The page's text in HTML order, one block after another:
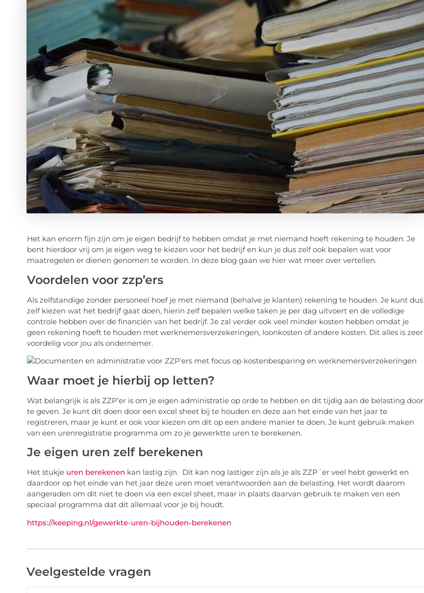
Het kan enorm fijn zijn om je eigen bedrijf te hebben omdat je met niemand hoeft rekening te houden. Je
bent hierdoor vrij om je eigen weg te kiezen voor het bedrijf en kun je dus zelf ook bepalen wat voor
maatregelen er dienen genomen te worden. In deze blog gaan we hier wat meer over vertellen.
Voordelen voor zzp’ers
Als zelfstandige zonder personeel hoef je met niemand (behalve je klanten) rekening te houden. Je kunt dus
zelf kiezen wat het bedrijf gaat doen, hierin zelf bepalen welke taken je per dag uitvoert en de volledige
controle hebben over de financiën van het bedrijf. Je zal verder ook veel minder kosten hebben omdat je
geen rekening hoeft te houden met werknemersverzekeringen, loonkosten of andere kosten. Dit alles is zeer
voordelig voor jou als ondernemer.
Waar moet je hierbij op letten?
Wat belangrijk is als ZZP’er is om je eigen administratie op orde te hebben en dit tijdig aan de belasting door
te geven. Je kunt dit doen door een excel sheet bij te houden en deze aan het einde van het jaar te
registreren, maar je kunt er ook voor kiezen om dit op een andere manier te doen. Je kunt gebruik maken
van een urenregistratie programma om zo je gewerktte uren te berekenen.
Je eigen uren zelf berekenen
Het stukje uren berekenen kan lastig zijn. Dit kan nog lastiger zijn als je als ZZP´er veel hebt gewerkt en
daardoor op het einde van het jaar deze uren moet verantwoorden aan de belasting. Het wordt daarom
aangeraden om dit niet te doen via een excel sheet, maar in plaats daarvan gebruik te maken ven een
speciaal programma dat dit allemaal voor je bij houdt.
https://keeping.nl/gewerkte-uren-bijhouden-berekenen
Veelgestelde vragen